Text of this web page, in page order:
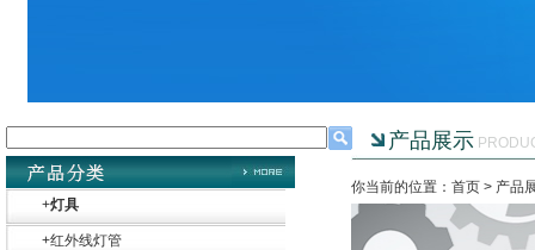
+灯具
+红外线灯管
产品展示
你当前的位置：首页 > 产品